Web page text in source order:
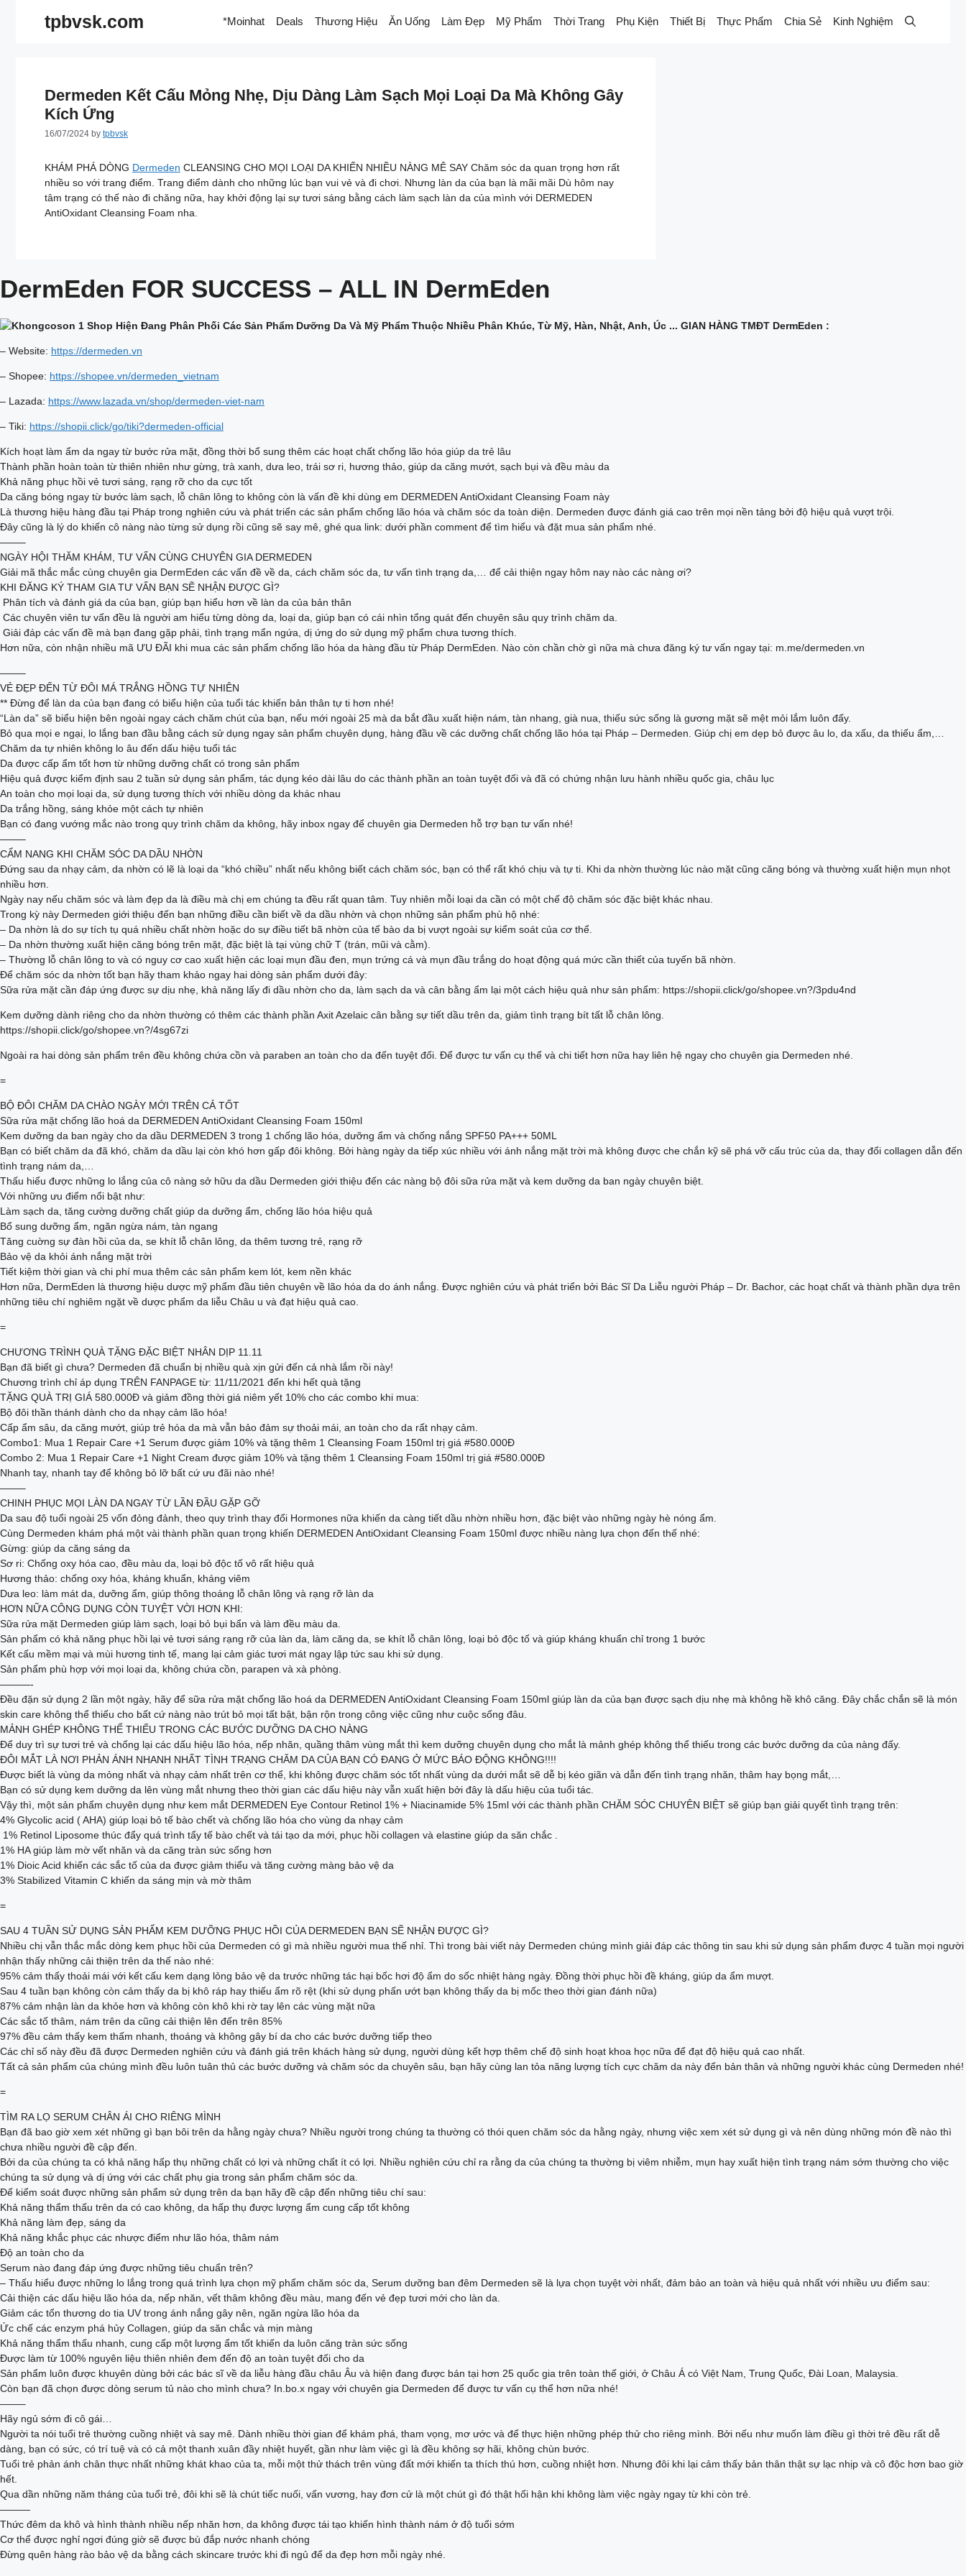
tpbvsk.com *Moinhat Deals Thương Hiệu Ăn Uống Làm Đẹp Mỹ Phẩm Thời Trang Phụ Kiện Thiết Bị Thực Phẩm Chia Sẻ Kinh Nghiệm
Dermeden Kết Cấu Mỏng Nhẹ, Dịu Dàng Làm Sạch Mọi Loại Da Mà Không Gây
Kích Ứng
16/07/2024 by tpbvsk
KHÁM PHÁ DÒNG Dermeden CLEANSING CHO MỌI LOẠI DA KHIẾN NHIỀU NÀNG MÊ SAY Chăm sóc da quan trọng hơn rất
nhiều so với trang điểm. Trang điểm dành cho những lúc bạn vui vẻ và đi chơi. Nhưng làn da của bạn là mãi mãi Dù hôm nay
tâm trạng có thế nào đi chăng nữa, hay khởi động lại sự tươi sáng bằng cách làm sạch làn da của mình với DERMEDEN
AntiOxidant Cleansing Foam nha.
DermEden FOR SUCCESS – ALL IN DermEden
GIAN HÀNG TMĐT DermEden :
– Website: https://dermeden.vn
– Shopee: https://shopee.vn/dermeden_vietnam
– Lazada: https://www.lazada.vn/shop/dermeden-viet-nam
– Tiki: https://shopii.click/go/tiki?dermeden-official
Kích hoạt làm ẩm da ngay từ bước rửa mặt, đồng thời bổ sung thêm các hoạt chất chống lão hóa giúp da trẻ lâu
Thành phần hoàn toàn từ thiên nhiên như gừng, trà xanh, dưa leo, trái sơ ri, hương thảo, giúp da căng mướt, sạch bụi và đều màu da
Khả năng phục hồi vẻ tươi sáng, rạng rỡ cho da cực tốt
Da căng bóng ngay từ bước làm sạch, lỗ chân lông to không còn là vấn đề khi dùng em DERMEDEN AntiOxidant Cleansing Foam này
Là thương hiệu hàng đầu tại Pháp trong nghiên cứu và phát triển các sản phẩm chống lão hóa và chăm sóc da toàn diện. Dermeden được đánh giá cao trên mọi nền tảng bởi độ hiệu quả vượt trội.
Đây cũng là lý do khiến cô nàng nào từng sử dụng rồi cũng sẽ say mê, ghé qua link: dưới phần comment để tìm hiểu và đặt mua sản phẩm nhé.
——–
NGÀY HỘI THĂM KHÁM, TƯ VẤN CÙNG CHUYÊN GIA DERMEDEN
Giải mã thắc mắc cùng chuyên gia DermEden các vấn đề về da, cách chăm sóc da, tư vấn tình trạng da,… để cải thiện ngay hôm nay nào các nàng ơi?
KHI ĐĂNG KÝ THAM GIA TƯ VẤN BẠN SẼ NHẬN ĐƯỢC GÌ?
️ Phân tích và đánh giá da của bạn, giúp bạn hiểu hơn về làn da của bản thân
️ Các chuyên viên tư vấn đều là người am hiểu từng dòng da, loại da, giúp bạn có cái nhìn tổng quát đến chuyên sâu quy trình chăm da.
️ Giải đáp các vấn đề mà bạn đang gặp phải, tình trạng mẩn ngứa, dị ứng do sử dụng mỹ phẩm chưa tương thích.
​​Hơn nữa, còn nhận nhiều mã ƯU ĐÃI khi mua các sản phẩm chống lão hóa da hàng đầu từ Pháp DermEden. Nào còn chần chờ gì nữa mà chưa đăng ký tư vấn ngay tại: m.me/dermeden.vn
——–
VẺ ĐẸP ĐẾN TỪ ĐÔI MÁ TRẮNG HỒNG TỰ NHIÊN
** Đừng để làn da của bạn đang có biểu hiện của tuổi tác khiến bản thân tự ti hơn nhé!
“Làn da” sẽ biểu hiện bên ngoài ngay cách chăm chút của bạn, nếu mới ngoài 25 mà da bắt đầu xuất hiện nám, tàn nhang, già nua, thiếu sức sống là gương mặt sẽ mệt mỏi lắm luôn đấy.
Bỏ qua mọi e ngại, lo lắng ban đầu bằng cách sử dụng ngay sản phẩm chuyên dụng, hàng đầu về các dưỡng chất chống lão hóa tại Pháp – Dermeden. Giúp chị em dẹp bỏ được âu lo, da xấu, da thiếu ẩm,…
Chăm da tự nhiên không lo âu đến dấu hiệu tuổi tác
Da được cấp ẩm tốt hơn từ những dưỡng chất có trong sản phẩm
Hiệu quả được kiểm định sau 2 tuần sử dụng sản phẩm, tác dụng kéo dài lâu do các thành phần an toàn tuyệt đối và đã có chứng nhận lưu hành nhiều quốc gia, châu lục
An toàn cho mọi loại da, sử dụng tương thích với nhiều dòng da khác nhau
Da trắng hồng, sáng khỏe một cách tự nhiên
Bạn có đang vướng mắc nào trong quy trình chăm da không, hãy inbox ngay để chuyên gia Dermeden hỗ trợ bạn tư vấn nhé!
——–
CẨM NANG KHI CHĂM SÓC DA DẦU NHỜN
Đứng sau da nhạy cảm, da nhờn có lẽ là loại da “khó chiều” nhất nếu không biết cách chăm sóc, bạn có thể rất khó chịu và tự ti. Khi da nhờn thường lúc nào mặt cũng căng bóng và thường xuất hiện mụn nhọt
nhiều hơn.
Ngày nay nếu chăm sóc và làm đẹp da là điều mà chị em chúng ta đều rất quan tâm. Tuy nhiên mỗi loại da cần có một chế độ chăm sóc đặc biệt khác nhau.
Trong kỳ này Dermeden giới thiệu đến bạn những điều cần biết về da dầu nhờn và chọn những sản phẩm phù hộ nhé:
– Da nhờn là do sự tích tụ quá nhiều chất nhờn hoặc do sự điều tiết bã nhờn của tế bào da bị vượt ngoài sự kiểm soát của cơ thể.
– Da nhờn thường xuất hiện căng bóng trên mặt, đặc biệt là tại vùng chữ T (trán, mũi và cằm).
– Thường lỗ chân lông to và có nguy cơ cao xuất hiện các loại mụn đầu đen, mụn trứng cá và mụn đầu trắng do hoạt động quá mức cần thiết của tuyến bã nhờn.
Để chăm sóc da nhờn tốt bạn hãy tham khảo ngay hai dòng sản phẩm dưới đây:
Sữa rửa mặt cần đáp ứng được sự dịu nhẹ, khả năng lấy đi dầu nhờn cho da, làm sạch da và cân bằng ẩm lại một cách hiệu quả như sản phẩm: https://shopii.click/go/shopee.vn?/3pdu4nd
Kem dưỡng dành riêng cho da nhờn thường có thêm các thành phần Axit Azelaic cân bằng sự tiết dầu trên da, giảm tình trạng bít tất lỗ chân lông.
https://shopii.click/go/shopee.vn?/4sg67zi
Ngoài ra hai dòng sản phẩm trên đều không chứa cồn và paraben an toàn cho da đến tuyệt đối. Để được tư vấn cụ thể và chi tiết hơn nữa hay liên hệ ngay cho chuyên gia Dermeden nhé.
=
BỘ ĐÔI CHĂM DA CHÀO NGÀY MỚI TRÊN CẢ TỐT
Sữa rửa mặt chống lão hoá da DERMEDEN AntiOxidant Cleansing Foam 150ml
Kem dưỡng da ban ngày cho da dầu DERMEDEN 3 trong 1 chống lão hóa, dưỡng ẩm và chống nắng SPF50 PA+++ 50ML
Bạn có biết chăm da đã khó, chăm da dầu lại còn khó hơn gấp đôi không. Bởi hàng ngày da tiếp xúc nhiều với ánh nắng mặt trời mà không được che chắn kỹ sẽ phá vỡ cấu trúc của da, thay đổi collagen dẫn đến
tình trạng nám da,…
Thấu hiểu được những lo lắng của cô nàng sở hữu da dầu Dermeden giới thiệu đến các nàng bộ đôi sữa rửa mặt và kem dưỡng da ban ngày chuyên biệt.
Với những ưu điểm nổi bật như:
Làm sạch da, tăng cường dưỡng chất giúp da dưỡng ẩm, chống lão hóa hiệu quả
Bổ sung dưỡng ẩm, ngăn ngừa nám, tàn ngang
Tăng cuờng sự đàn hồi của da, se khít lỗ chân lông, da thêm tương trẻ, rạng rỡ
Bảo vệ da khỏi ánh nắng mặt trời
Tiết kiệm thời gian và chi phí mua thêm các sản phẩm kem lót, kem nền khác
Hơn nữa, DermEden là thương hiệu dược mỹ phẩm đầu tiên chuyên về lão hóa da do ánh nắng. Được nghiên cứu và phát triển bởi Bác Sĩ Da Liễu người Pháp – Dr. Bachor, các hoạt chất và thành phần dựa trên
những tiêu chí nghiêm ngặt về dược phẩm da liễu Châu u và đạt hiệu quả cao.
=
CHƯƠNG TRÌNH QUÀ TẶNG ĐẶC BIỆT NHÂN DỊP 11.11
Bạn đã biết gì chưa? Dermeden đã chuẩn bị nhiều quà xịn gửi đến cả nhà lắm rồi này!
Chương trình chỉ áp dụng TRÊN FANPAGE từ: 11/11/2021 đến khi hết quà tặng
TẶNG QUÀ TRỊ GIÁ 580.000Đ và giảm đồng thời giá niêm yết 10% cho các combo khi mua:
Bộ đôi thần thánh dành cho da nhạy cảm lão hóa!
Cấp ẩm sâu, da căng mướt, giúp trẻ hóa da mà vẫn bảo đảm sự thoải mái, an toàn cho da rất nhạy cảm.
Combo1: Mua 1 Repair Care +1 Serum được giảm 10% và tặng thêm 1 Cleansing Foam 150ml trị giá #580.000Đ
Combo 2: Mua 1 Repair Care +1 Night Cream được giảm 10% và tặng thêm 1 Cleansing Foam 150ml trị giá #580.000Đ
Nhanh tay, nhanh tay để không bỏ lỡ bất cứ ưu đãi nào nhé!
——–
CHINH PHỤC MỌI LÀN DA NGAY TỪ LẦN ĐẦU GẶP GỠ
Da sau độ tuổi ngoài 25 vốn đỏng đảnh, theo quy trình thay đổi Hormones nữa khiến da càng tiết dầu nhờn nhiều hơn, đặc biệt vào những ngày hè nóng ẩm.
Cùng Dermeden khám phá một vài thành phần quan trọng khiến DERMEDEN AntiOxidant Cleansing Foam 150ml được nhiều nàng lựa chọn đến thế nhé:
Gừng: giúp da căng sáng da
Sơ ri: Chống oxy hóa cao, đều màu da, loại bỏ độc tố vô rất hiệu quả
Hương thảo: chống oxy hóa, kháng khuẩn, kháng viêm
Dưa leo: làm mát da, dưỡng ẩm, giúp thông thoáng lỗ chân lông và rạng rỡ làn da
HƠN NỮA CÔNG DỤNG CÒN TUYỆT VỜI HƠN KHI:
Sữa rửa mặt Dermeden giúp làm sạch, loại bỏ bụi bẩn và làm đều màu da.
Sản phẩm có khả năng phục hồi lại vẻ tươi sáng rạng rỡ của làn da, làm căng da, se khít lỗ chân lông, loại bỏ độc tố và giúp kháng khuẩn chỉ trong 1 bước
Kết cấu mềm mại và mùi hương tinh tế, mang lại cảm giác tươi mát ngay lập tức sau khi sử dụng.
Sản phẩm phù hợp với mọi loại da, không chứa cồn, parapen và xà phòng.
———-
Đều đặn sử dụng 2 lần một ngày, hãy để sữa rửa mặt chống lão hoá da DERMEDEN AntiOxidant Cleansing Foam 150ml giúp làn da của bạn được sạch dịu nhẹ mà không hề khô căng. Đây chắc chắn sẽ là món
skin care không thể thiếu cho bất cứ nàng nào trút bỏ mọi tất bật, bận rộn trong công việc cũng như cuộc sống đâu.
MẢNH GHÉP KHÔNG THỂ THIẾU TRONG CÁC BƯỚC DƯỠNG DA CHO NÀNG
Để duy trì sự tươi trẻ và chống lại các dấu hiệu lão hóa, nếp nhăn, quầng thâm vùng mắt thì kem dưỡng chuyên dụng cho mắt là mảnh ghép không thể thiếu trong các bước dưỡng da của nàng đấy.
ĐÔI MẮT LÀ NƠI PHẢN ÁNH NHANH NHẤT TÌNH TRẠNG CHĂM DA CỦA BẠN CÓ ĐANG Ở MỨC BÁO ĐỘNG KHÔNG!!!!
Được biết là vùng da mỏng nhất và nhạy cảm nhất trên cơ thể, khi không được chăm sóc tốt nhất vùng da dưới mắt sẽ dễ bị kéo giãn và dẫn đến tình trạng nhăn, thâm hay bọng mắt,…
Bạn có sử dụng kem dưỡng da lên vùng mắt nhưng theo thời gian các dấu hiệu này vẫn xuất hiện bởi đây là dấu hiệu của tuổi tác.
Vậy thì, một sản phẩm chuyên dụng như kem mắt DERMEDEN Eye Contour Retinol 1% + Niacinamide 5% 15ml với các thành phần CHĂM SÓC CHUYÊN BIỆT sẽ giúp bạn giải quyết tình trạng trên:
4% Glycolic acid ( AHA) giúp loại bỏ tế bào chết và chống lão hóa cho vùng da nhạy cảm
​​ 1% Retinol Liposome thúc đẩy quá trình tẩy tế bào chết và tái tạo da mới, phục hồi collagen và elastine giúp da săn chắc .
1% HA giúp làm mờ vết nhăn và da căng tràn sức sống hơn
1% Dioic Acid khiến các sắc tố của da được giảm thiểu và tăng cường màng bảo vệ da
3% Stabilized Vitamin C khiến da sáng mịn và mờ thâm
=
SAU 4 TUẦN SỬ DỤNG SẢN PHẨM KEM DƯỠNG PHỤC HỒI CỦA DERMEDEN BẠN SẼ NHẬN ĐƯỢC GÌ?
Nhiều chị vẫn thắc mắc dòng kem phục hồi của Dermeden có gì mà nhiều người mua thế nhỉ. Thì trong bài viết này Dermeden chúng mình giải đáp các thông tin sau khi sử dụng sản phẩm được 4 tuần mọi người
nhận thấy những cải thiện trên da thế nào nhé:
95% cảm thấy thoải mái với kết cấu kem dạng lỏng bảo vệ da trước những tác hại bốc hơi độ ẩm do sốc nhiệt hàng ngày. Đồng thời phục hồi đề kháng, giúp da ẩm mượt.
Sau 4 tuần bạn không còn cảm thấy da bị khô ráp hay thiếu ẩm rõ rệt (khi sử dụng phấn ướt bạn không thấy da bị mốc theo thời gian đánh nữa)
87% cảm nhận làn da khỏe hơn và không còn khô khi rờ tay lên các vùng mặt nữa
Các sắc tố thâm, nám trên da cũng cải thiện lên đến trên 85%
97% đều cảm thấy kem thấm nhanh, thoáng và không gây bí da cho các bước dưỡng tiếp theo
Các chỉ số này đều đã được Dermeden nghiên cứu và đánh giá trên khách hàng sử dụng, người dùng kết hợp thêm chế độ sinh hoạt khoa học nữa để đạt độ hiệu quả cao nhất.
Tất cả sản phẩm của chúng mình đều luôn tuân thủ các bước dưỡng và chăm sóc da chuyên sâu, bạn hãy cùng lan tỏa năng lượng tích cực chăm da này đến bản thân và những người khác cùng Dermeden nhé!
=
TÌM RA LỌ SERUM CHÂN ÁI CHO RIÊNG MÌNH
Bạn đã bao giờ xem xét những gì bạn bôi trên da hằng ngày chưa? Nhiều người trong chúng ta thường có thói quen chăm sóc da hằng ngày, nhưng việc xem xét sử dụng gì và nên dùng những món đề nào thì
chưa nhiều người đề cập đến.
Bởi da của chúng ta có khả năng hấp thụ những chất có lợi và những chất ít có lợi. Nhiều nghiên cứu chỉ ra rằng da của chúng ta thường bị viêm nhiễm, mụn hay xuất hiện tình trạng nám sớm thường cho việc
chúng ta sử dụng và dị ứng với các chất phụ gia trong sản phẩm chăm sóc da.
Để kiểm soát được những sản phẩm sử dụng trên da bạn hãy đề cập đến những tiêu chí sau:
Khả năng thẩm thấu trên da có cao không, da hấp thụ được lượng ẩm cung cấp tốt không
Khả năng làm đẹp, sáng da
Khả năng khắc phục các nhược điểm như lão hóa, thâm nám
Độ an toàn cho da
Serum nào đang đáp ứng được những tiêu chuẩn trên?
– Thấu hiểu được những lo lắng trong quá trình lựa chọn mỹ phẩm chăm sóc da, Serum dưỡng ban đêm Dermeden sẽ là lựa chọn tuyệt vời nhất, đảm bảo an toàn và hiệu quả nhất với nhiều ưu điểm sau:
Cải thiện các dấu hiệu lão hóa da, nếp nhăn, vết thâm không đều màu, mang đến vẻ đẹp tươi mới cho làn da.
Giảm các tổn thương do tia UV trong ánh nắng gây nên, ngăn ngừa lão hóa da
Ức chế các enzym phá hủy Collagen, giúp da săn chắc và mịn màng
Khả năng thẩm thấu nhanh, cung cấp một lượng ẩm tốt khiến da luôn căng tràn sức sống
Được làm từ 100% nguyên liệu thiên nhiên đem đến độ an toàn tuyệt đối cho da
Sản phẩm luôn được khuyên dùng bởi các bác sĩ về da liễu hàng đầu châu Âu và hiện đang được bán tại hơn 25 quốc gia trên toàn thế giới, ở Châu Á có Việt Nam, Trung Quốc, Đài Loan, Malaysia.
Còn bạn đã chọn được dòng serum tủ nào cho mình chưa? In.bo.x ngay với chuyên gia Dermeden để được tư vấn cụ thể hơn nữa nhé!
——–
Hãy ngủ sớm đi cô gái…
Người ta nói tuổi trẻ thường cuồng nhiệt và say mê. Dành nhiều thời gian để khám phá, tham vọng, mơ ước và để thực hiện những phép thử cho riêng mình. Bởi nếu như muốn làm điều gì thời trẻ đều rất dễ
dàng, bạn có sức, có trí tuệ và có cả một thanh xuân đầy nhiệt huyết, gần như làm việc gì là đều không sợ hãi, không chùn bước.
Tuổi trẻ phản ánh chân thực nhất những khát khao của ta, mỗi một thử thách trên vùng đất mới khiến ta thích thú hơn, cuồng nhiệt hơn. Nhưng đôi khi lại cảm thấy bản thân thật sự lạc nhịp và cô độc hơn bao giờ
hết.
Qua dần những năm tháng của tuổi trẻ, đôi khi sẽ là chút tiếc nuối, vấn vương, hay đơn cử là một chút gì đó thật hối hận khi không làm việc ngày ngay từ khi còn trẻ.
———
Thức đêm da khô và hình thành nhiều nếp nhăn hơn, da không được tái tạo khiến hình thành nám ở độ tuổi sớm
Cơ thể được nghỉ ngơi đúng giờ sẽ được bù đắp nước nhanh chóng
Đừng quên hàng rào bảo vệ da bằng cách skincare trước khi đi ngủ để da đẹp hơn mỗi ngày nhé.